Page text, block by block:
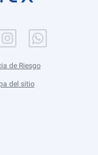
de Riesgo
del sitio